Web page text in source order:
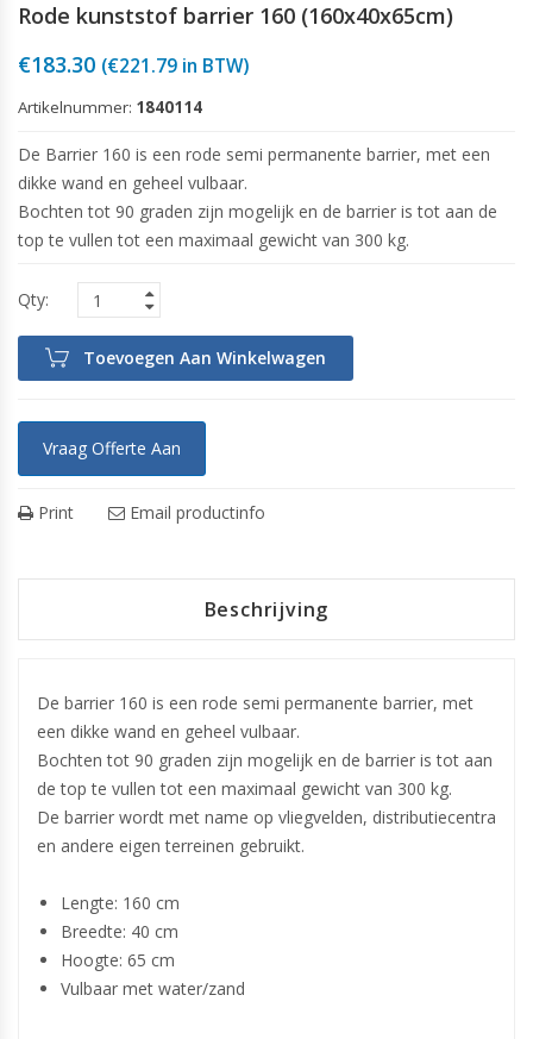
Rode kunststof barrier 160 (160x40x65cm)
€183.30 (€221.79 in BTW)
Artikelnummer: 1840114
De Barrier 160 is een rode semi permanente barrier, met een
dikke wand en geheel vulbaar.
Bochten tot 90 graden zijn mogelijk en de barrier is tot aan de
top te vullen tot een maximaal gewicht van 300 kg.
Toevoegen Aan Winkelwagen
Vraag Offerte Aan
Print Email productinfo
Beschrijving
De barrier 160 is een rode semi permanente barrier, met
een dikke wand en geheel vulbaar.
Bochten tot 90 graden zijn mogelijk en de barrier is tot aan
de top te vullen tot een maximaal gewicht van 300 kg.
De barrier wordt met name op vliegvelden, distributiecentra
en andere eigen terreinen gebruikt.
Lengte: 160 cm
Breedte: 40 cm
Hoogte: 65 cm
Vulbaar met water/zand